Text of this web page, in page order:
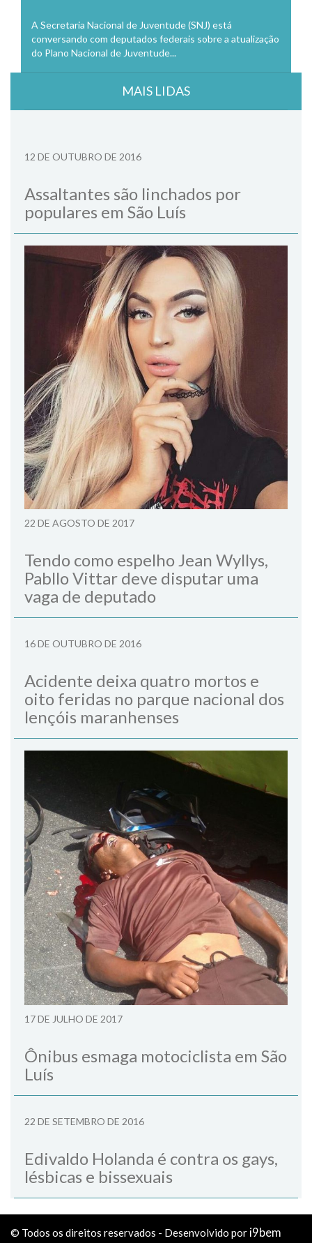
A Secretaria Nacional de Juventude (SNJ) está
conversando com deputados federais sobre a atualização
do Plano Nacional de Juventude...
MAIS LIDAS
12 DE OUTUBRO DE 2016
Assaltantes são linchados por
populares em São Luís
22 DE AGOSTO DE 2017
Tendo como espelho Jean Wyllys,
Pabllo Vittar deve disputar uma
vaga de deputado
16 DE OUTUBRO DE 2016
Acidente deixa quatro mortos e
oito feridas no parque nacional dos
lençóis maranhenses
17 DE JULHO DE 2017
Ônibus esmaga motociclista em São
Luís
22 DE SETEMBRO DE 2016
Edivaldo Holanda é contra os gays,
lésbicas e bissexuais
© Todos os direitos reservados - Desenvolvido por i9bem